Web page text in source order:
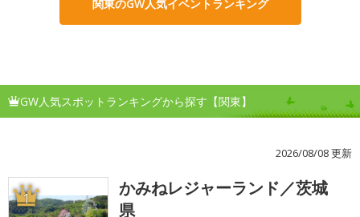
関東のGW人気イベントランキング
GW人気スポットランキングから探す【関東】
2026/08/08 更新
1
かみねレジャーランド／茨城
県